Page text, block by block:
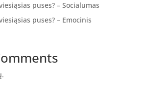
puses? – Socialumas
puses? – Emocinis